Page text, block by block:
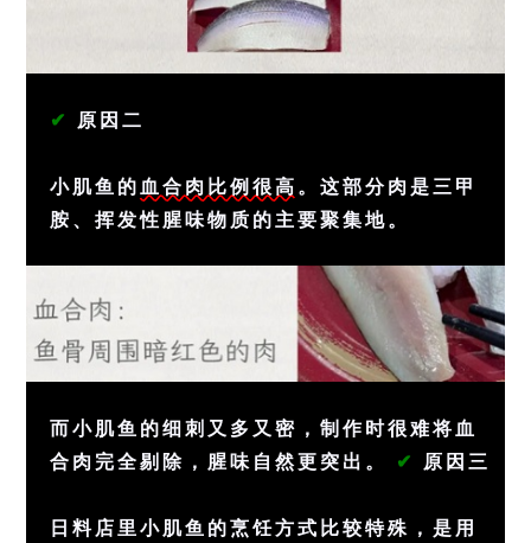
✔ 原因二
小肌鱼的血合肉比例很高。这部分肉是三甲
胺、挥发性腥味物质的主要聚集地。
而小肌鱼的细刺又多又密，制作时很难将血
合肉完全剔除，腥味自然更突出。 ✔ 原因三
日料店里小肌鱼的烹饪方式比较特殊，是用